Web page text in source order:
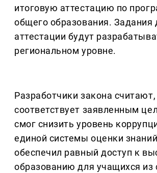
итоговую аттестацию по
общего образования. Задания
аттестации будут
региональном уровне.
Разработчики закона
соответствует заявленным
смог снизить уровень
единой системы оценки
обеспечил равный доступ к
образованию для учащихся из